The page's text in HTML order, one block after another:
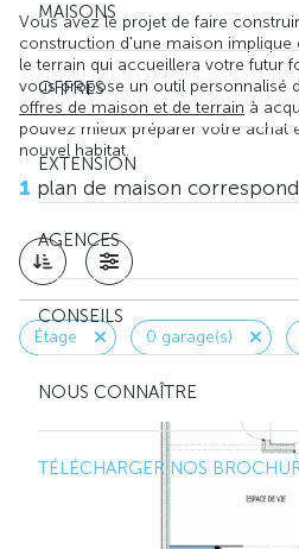
MAISONS
OFFRES
EXTENSION
AGENCES
CONSEILS
NOUS CONNAÎTRE
TÉLÉCHARGER NOS
Vous avez le projet de faire
construction d'une maison
le terrain qui accueillera votre futur
vous propose un outil personnalisé
offres de maison et de terrain à
pouvez mieux préparer votre achat
nouvel habitat.
1 plan de maison
Étage 0 garage(s)